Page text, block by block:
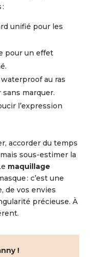
unifié pour les
pour un effet
au ras
marquer.
l’expression
accorder du temps
sous-estimer la
maquillage
: c’est une
de vos envies
précieuse. À
!